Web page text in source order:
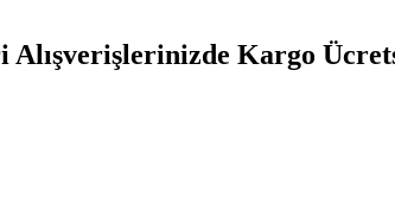
Alışverişlerinizde Kargo